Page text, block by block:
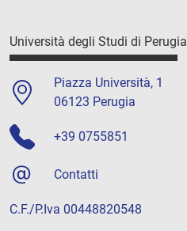
Università degli Studi di Perugia
Piazza Università, 1
06123 Perugia
+39 0755851
Contatti
C.F./P.Iva 00448820548